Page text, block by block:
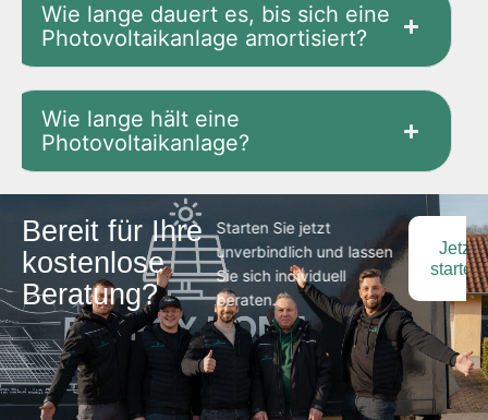
Wie lange dauert es, bis sich eine
Photovoltaikanlage amortisiert?
Wie lange hält eine
Photovoltaikanlage?
Bereit für Ihre
kostenlose
Beratung?
Starten Sie jetzt
unverbindlich und lassen
Sie sich individuell
beraten.
Jetzt
starten